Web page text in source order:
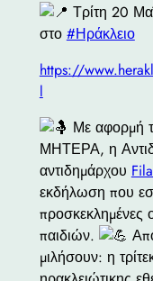
Τρίτη 20
στο #Ηράκλειο
https://
l
Με αφορμή
ΜΗΤΕΡΑ, η
αντιδημάρχου
εκδήλωση που
προσκεκλημένες
παιδιών.
μιλήσουν: η